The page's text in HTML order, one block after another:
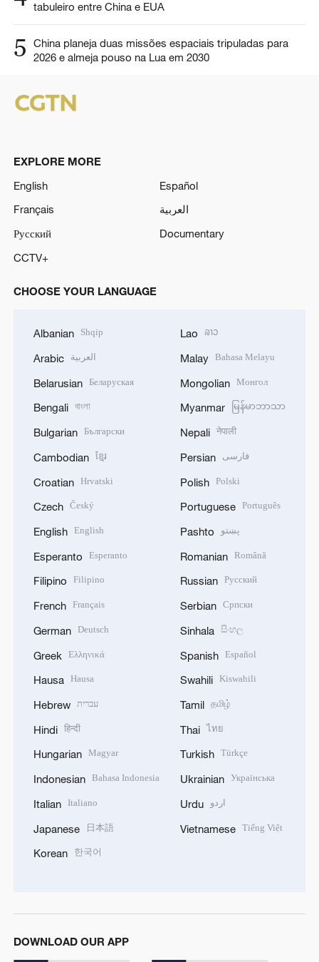
tabuleiro entre China e EUA
5
China planeja duas missões espaciais tripuladas para
2026 e almeja pouso na Lua em 2030
EXPLORE MORE
English
Español
Français
العربية
Русский
Documentary
CCTV+
CHOOSE YOUR LANGUAGE
Albanian Shqip
Arabic العربية
Belarusian Беларуская
Bengali বাংলা
Bulgarian Български
Cambodian ខ្មែរ
Croatian Hrvatski
Czech Český
English English
Esperanto Esperanto
Filipino Filipino
French Français
German Deutsch
Greek Ελληνικά
Hausa Hausa
Hebrew עברית
Hindi हिन्दी
Hungarian Magyar
Indonesian Bahasa Indonesia
Italian Italiano
Japanese 日本語
Korean 한국어
Lao ລາວ
Malay Bahasa Melayu
Mongolian Монгол
Myanmar မြန်မာဘာသာ
Nepali नेपाली
Persian فارسی
Polish Polski
Portuguese Português
Pashto پښتو
Romanian Română
Russian Русский
Serbian Српски
Sinhala සිංහල
Spanish Español
Swahili Kiswahili
Tamil தமிழ்
Thai ไทย
Turkish Türkçe
Ukrainian Українська
Urdu اردو
Vietnamese Tiếng Việt
DOWNLOAD OUR APP